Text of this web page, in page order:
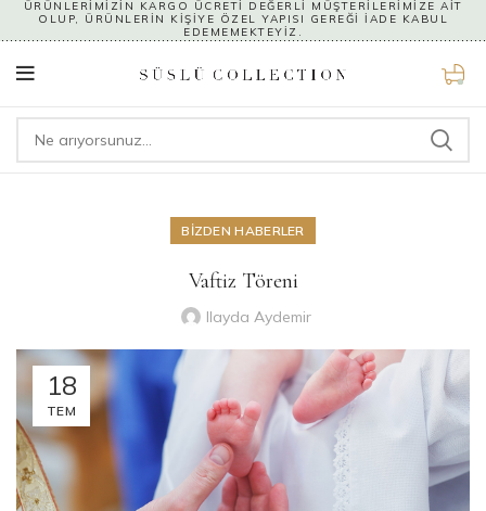
ÜRÜNLERİMİZİN KARGO ÜCRETİ DEĞERLİ MÜŞTERİLERİMİZE AİT
OLUP, ÜRÜNLERİN KİŞİYE ÖZEL YAPISI GEREĞİ İADE KABUL
EDEMEMEKTEYİZ.
0
BIZDEN HABERLER
Vaftiz Töreni
Ilayda Aydemir
18
TEM